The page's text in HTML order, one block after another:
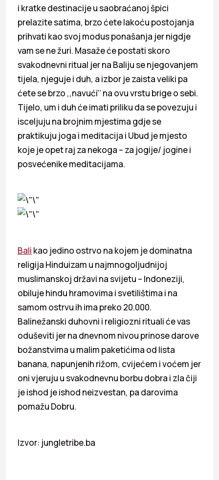
i kratke destinacije u saobraćanoj špici
prelazite satima, brzo ćete lakoću postojanja
prihvati kao svoj modus ponašanja jer nigdje
vam se ne žuri. Masaže će postati skoro
svakodnevni ritual jer na Baliju se njegovanjem
tijela, njeguje i duh, a izbor je zaista veliki pa
ćete se brzo ,,navući’’ na ovu vrstu brige o sebi.
Tijelo, um i duh će imati priliku da se povezuju i
isceljuju na brojnim mjestima gdje se
praktikuju joga i meditacija i Ubud je mjesto
koje je opet raj za nekoga – za jogije/ jogine i
posvećenike meditacijama.
Bali kao jedino ostrvo na kojem je dominatna
religija Hinduizam u najmnogoljudnijoj
muslimanskoj državi na svijetu – Indoneziji,
obiluje hindu hramovima i svetilištima i na
samom ostrvu ih ima preko 20.000.
Balinežanski duhovni i religiozni rituali će vas
oduševiti jer na dnevnom nivou prinose darove
božanstvima u malim paketićima od lista
banana, napunjenih rižom, cvijećem i voćem jer
oni vjeruju u svakodnevnu borbu dobra i zla čiji
je ishod je ishod neizvestan, pa darovima
pomažu Dobru.
Izvor: jungletribe.ba